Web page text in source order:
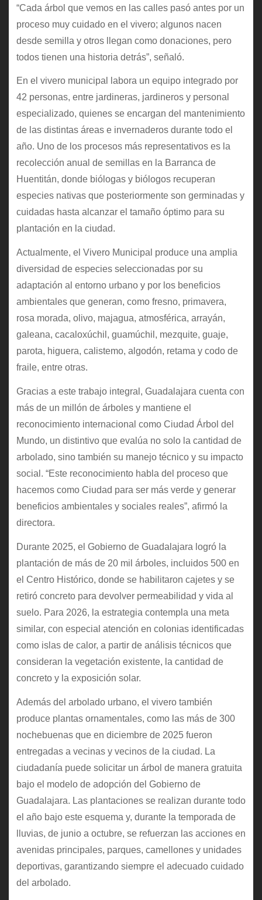
“Cada árbol que vemos en las calles pasó antes por un
proceso muy cuidado en el vivero; algunos nacen
desde semilla y otros llegan como donaciones, pero
todos tienen una historia detrás”, señaló.
En el vivero municipal labora un equipo integrado por
42 personas, entre jardineras, jardineros y personal
especializado, quienes se encargan del mantenimiento
de las distintas áreas e invernaderos durante todo el
año. Uno de los procesos más representativos es la
recolección anual de semillas en la Barranca de
Huentitán, donde biólogas y biólogos recuperan
especies nativas que posteriormente son germinadas y
cuidadas hasta alcanzar el tamaño óptimo para su
plantación en la ciudad.
Actualmente, el Vivero Municipal produce una amplia
diversidad de especies seleccionadas por su
adaptación al entorno urbano y por los beneficios
ambientales que generan, como fresno, primavera,
rosa morada, olivo, majagua, atmosférica, arrayán,
galeana, cacaloxúchil, guamúchil, mezquite, guaje,
parota, higuera, calistemo, algodón, retama y codo de
fraile, entre otras.
Gracias a este trabajo integral, Guadalajara cuenta con
más de un millón de árboles y mantiene el
reconocimiento internacional como Ciudad Árbol del
Mundo, un distintivo que evalúa no solo la cantidad de
arbolado, sino también su manejo técnico y su impacto
social. “Este reconocimiento habla del proceso que
hacemos como Ciudad para ser más verde y generar
beneficios ambientales y sociales reales”, afirmó la
directora.
Durante 2025, el Gobierno de Guadalajara logró la
plantación de más de 20 mil árboles, incluidos 500 en
el Centro Histórico, donde se habilitaron cajetes y se
retiró concreto para devolver permeabilidad y vida al
suelo. Para 2026, la estrategia contempla una meta
similar, con especial atención en colonias identificadas
como islas de calor, a partir de análisis técnicos que
consideran la vegetación existente, la cantidad de
concreto y la exposición solar.
Además del arbolado urbano, el vivero también
produce plantas ornamentales, como las más de 300
nochebuenas que en diciembre de 2025 fueron
entregadas a vecinas y vecinos de la ciudad. La
ciudadanía puede solicitar un árbol de manera gratuita
bajo el modelo de adopción del Gobierno de
Guadalajara. Las plantaciones se realizan durante todo
el año bajo este esquema y, durante la temporada de
lluvias, de junio a octubre, se refuerzan las acciones en
avenidas principales, parques, camellones y unidades
deportivas, garantizando siempre el adecuado cuidado
del arbolado.